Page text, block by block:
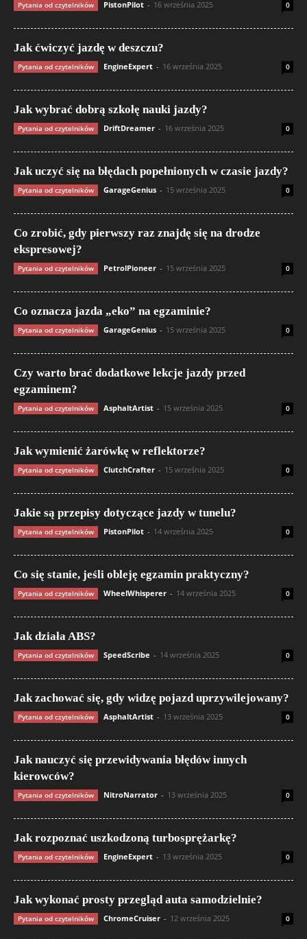
Pytania od czytelników PistonPilot - 16 września 2025 0
Jak ćwiczyć jazdę w deszczu?
Pytania od czytelników EngineExpert - 16 września 2025 0
Jak wybrać dobrą szkołę nauki jazdy?
Pytania od czytelników DriftDreamer - 16 września 2025 0
Jak uczyć się na błędach popełnionych w czasie jazdy?
Pytania od czytelników GarageGenius - 15 września 2025 0
Co zrobić, gdy pierwszy raz znajdę się na drodze
ekspresowej?
Pytania od czytelników PetrolPioneer - 15 września 2025 0
Co oznacza jazda „eko” na egzaminie?
Pytania od czytelników GarageGenius - 15 września 2025 0
Czy warto brać dodatkowe lekcje jazdy przed
egzaminem?
Pytania od czytelników AsphaltArtist - 15 września 2025 0
Jak wymienić żarówkę w reflektorze?
Pytania od czytelników ClutchCrafter - 15 września 2025 0
Jakie są przepisy dotyczące jazdy w tunelu?
Pytania od czytelników PistonPilot - 14 września 2025 0
Co się stanie, jeśli obleję egzamin praktyczny?
Pytania od czytelników WheelWhisperer - 14 września 2025 0
Jak działa ABS?
Pytania od czytelników SpeedScribe - 14 września 2025 0
Jak zachować się, gdy widzę pojazd uprzywilejowany?
Pytania od czytelników AsphaltArtist - 13 września 2025 0
Jak nauczyć się przewidywania błędów innych
kierowców?
Pytania od czytelników NitroNarrator - 13 września 2025 0
Jak rozpoznać uszkodzoną turbosprężarkę?
Pytania od czytelników EngineExpert - 13 września 2025 0
Jak wykonać prosty przegląd auta samodzielnie?
Pytania od czytelników ChromeCruiser - 12 września 2025 0